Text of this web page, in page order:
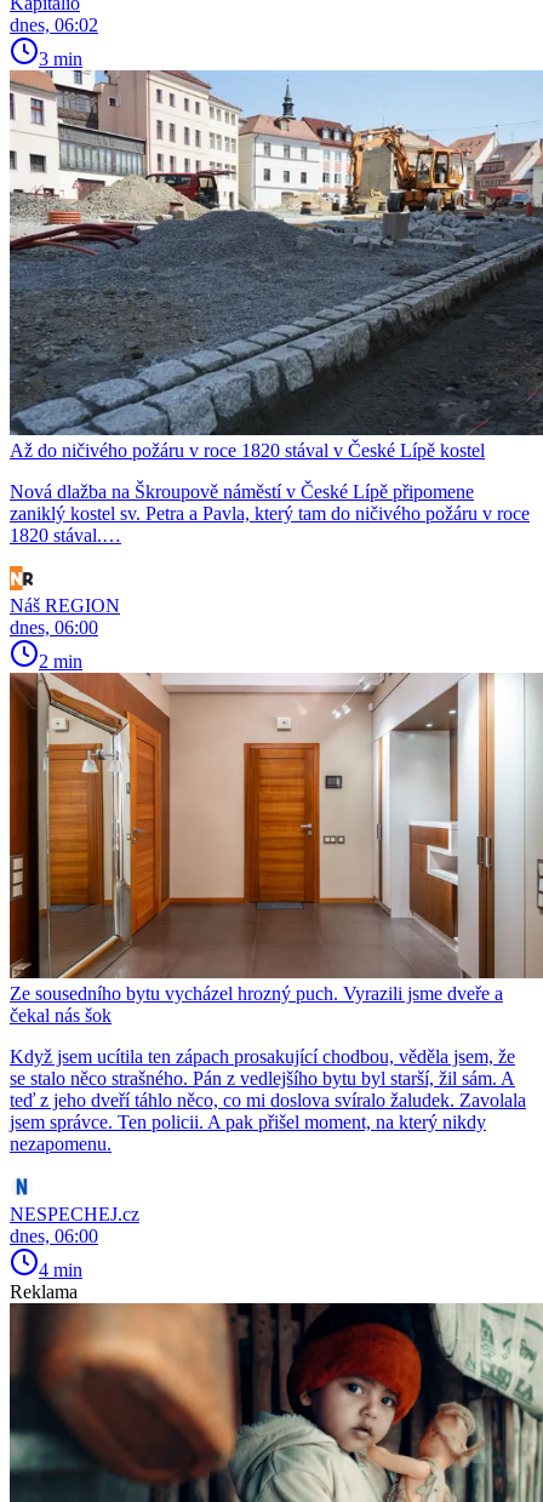
dnes, 06:02
3 min
Až do ničivého požáru v roce 1820 stával v České Lípě kostel
Nová dlažba na Škroupově náměstí v České Lípě připomene
zaniklý kostel sv. Petra a Pavla, který tam do ničivého požáru v roce
1820 stával.…
Náš REGION
dnes, 06:00
2 min
Ze sousedního bytu vycházel hrozný puch. Vyrazili jsme dveře a
čekal nás šok
Když jsem ucítila ten zápach prosakující chodbou, věděla jsem, že
se stalo něco strašného. Pán z vedlejšího bytu byl starší, žil sám. A
teď z jeho dveří táhlo něco, co mi doslova svíralo žaludek. Zavolala
jsem správce. Ten policii. A pak přišel moment, na který nikdy
nezapomenu.
NESPECHEJ.cz
dnes, 06:00
4 min
Reklama